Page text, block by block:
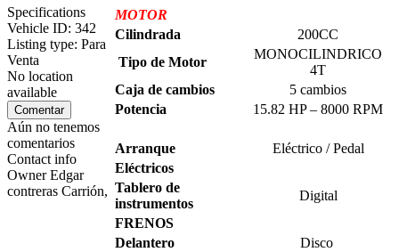
MOTOR
Cilindrada
200CC
Tipo de Motor
MONOCILINDRICO
4T
Caja de cambios
5 cambios
Potencia
15.82 HP – 8000 RPM
Arranque
Eléctrico / Pedal
Eléctricos
Tablero de
instrumentos
Digital
FRENOS
Delantero
Disco
Specifications
Vehicle ID: 342
Listing type: Para
Venta
No location
available
Aún no tenemos
comentarios
Contact info
Owner Edgar
contreras Carrión,